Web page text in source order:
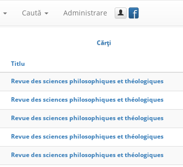
Caută Administrare f
Cărţi
Titlu
Revue des sciences philosophiques et théologiques
Revue des sciences philosophiques et théologiques
Revue des sciences philosophiques et théologiques
Revue des sciences philosophiques et théologiques
Revue des sciences philosophiques et théologiques